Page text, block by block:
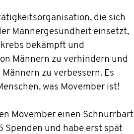
die sich
Männergesundheit einsetzt,
bekämpft und
Männern zu verhindern und
zu verbessern. Es
was Movember ist!
Movember einen Schnurrbart
Spenden und habe erst spät